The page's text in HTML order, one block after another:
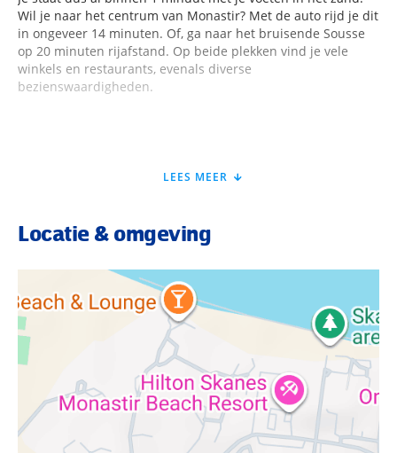
Wil je naar het centrum van Monastir? Met de auto rijd je dit
in ongeveer 14 minuten. Of, ga naar het bruisende Sousse
op 20 minuten rijafstand. Op beide plekken vind je vele
winkels en restaurants, evenals diverse
bezienswaardigheden.
aan de Golf van Hammamet. Zo check je in bij de 24-
uursreceptie en neem je gemakkelijk de lift naar de frisse
uitgebreid ontbijt op basis van buffet. En, in de avond? Dan
heb je keuze uit maar liefst 4 restaurants, waaronder 2
buffetrestaurants en 2 à-la-carterestaurants (€ - reservering
vereist). Is het tijd voor ontspanning? Zoek je favoriete spot
in de groene toen, vol van palmbomen: hier vind je een
groot aantal ligbedjes en parasols waar jij op-en-top
vitamine D opneemt! Hoe fijn is dat? Wanneer het behoorlijk
warm wordt, neem je een verfrissende duik in een van de 6
schitterende zwembaden.
LEES MEER
Locatie & omgeving